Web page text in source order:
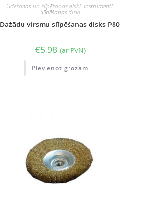
Griešanas un slīpēšanas diski, Instrumenti,
Slīpēšanas diski
Dažādu virsmu slīpēšanas disks P80
€5.98 (ar PVN)
Pievienot grozam